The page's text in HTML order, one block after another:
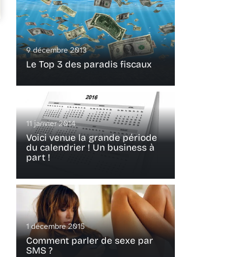
9 décembre 2013
Le Top 3 des paradis fiscaux
11 janvier 2014
Voici venue la grande période
du calendrier ! Un business à
part !
1 décembre 2015
Comment parler de sexe par
SMS ?